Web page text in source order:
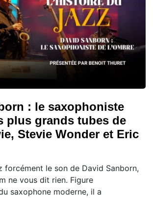
: le saxophoniste
plus grands tubes de
Stevie Wonder et Eric
forcément le son de David Sanborn,
ne vous dit rien. Figure
saxophone moderne, il a